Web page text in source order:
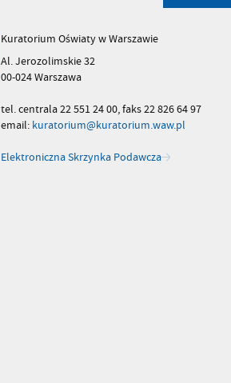
Kuratorium Oświaty w Warszawie
Al. Jerozolimskie 32
00-024 Warszawa
tel. centrala 22 551 24 00, faks 22 826 64 97
email: kuratorium@kuratorium.waw.pl
Elektroniczna Skrzynka Podawcza